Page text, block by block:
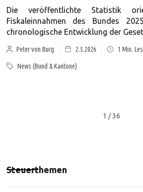
Die veröffentlichte Statistik
Fiskaleinnahmen des Bundes
chronologische Entwicklung der
Peter von Burg 2.5.2026 1 Min.
News (Bund & Kantone)
1 / 36
Steuerthemen